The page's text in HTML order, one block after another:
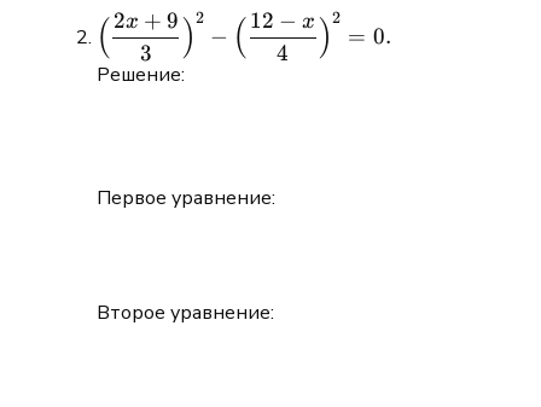
3;
-3
\displaystyle
\Bigl(\frac{2x+9}
{3}\Bigr)^2 -
( 3
2x + 9 )2
− ( 4
12 − x )2
= 0.
Решение:
Первое уравнение:
Второе уравнение: